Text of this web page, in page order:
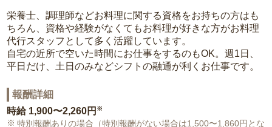
栄養士、調理師などお料理に関する資格をお持ちの方はも
ちろん、資格や経験がなくてもお料理が好きな方がお料理
代行スタッフとして多く活躍しています。
自宅の近所で空いた時間にお仕事をするのもOK。週1日、
平日だけ、土日のみなどシフトの融通が利くお仕事です。
報酬詳細
時給 1,900〜2,260円 ※
特別報酬ありの場合（特別報酬がない場合は1,500〜1,860円とな